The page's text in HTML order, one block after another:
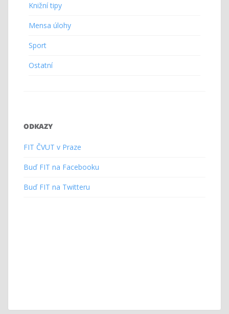
Knižní tipy
Mensa úlohy
Sport
Ostatní
ODKAZY
FIT ČVUT v Praze
Buď FIT na Facebooku
Buď FIT na Twitteru